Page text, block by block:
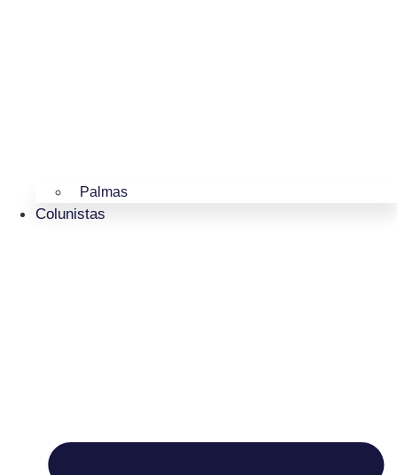
Palmas
Colunistas